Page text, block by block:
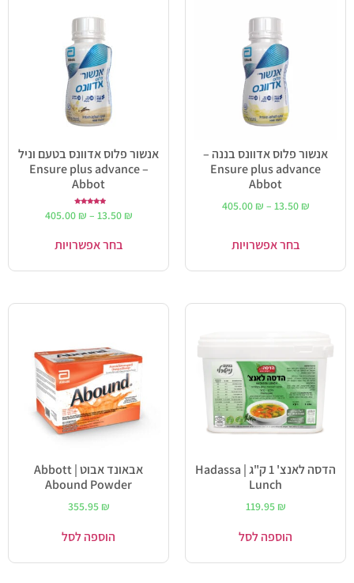
אנשור פלוס אדוונס בננה –
Ensure plus advance
Abbot
13.50 ₪
–
405.00 ₪
בחר אפשרויות
אנשור פלוס אדוונס בטעם וניל
– Ensure plus advance
Abbot
5.00 13.50 ₪
–
405.00 ₪
בחר אפשרויות
הדסה לאנצ' 1 ק"ג | Hadassa
Lunch
119.95 ₪
הוספה לסל
אבאונד אבוט | Abbott
Abound Powder
355.95 ₪
הוספה לסל